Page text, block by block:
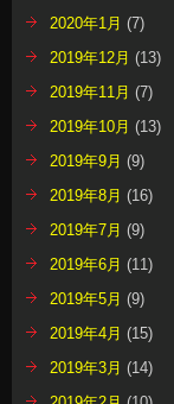
2020年1月 (7)
2019年12月 (13)
2019年11月 (7)
2019年10月 (13)
2019年9月 (9)
2019年8月 (16)
2019年7月 (9)
2019年6月 (11)
2019年5月 (9)
2019年4月 (15)
2019年3月 (14)